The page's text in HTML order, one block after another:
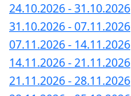
24.10.2026 - 31.10.2026
31.10.2026 - 07.11.2026
07.11.2026 - 14.11.2026
14.11.2026 - 21.11.2026
21.11.2026 - 28.11.2026